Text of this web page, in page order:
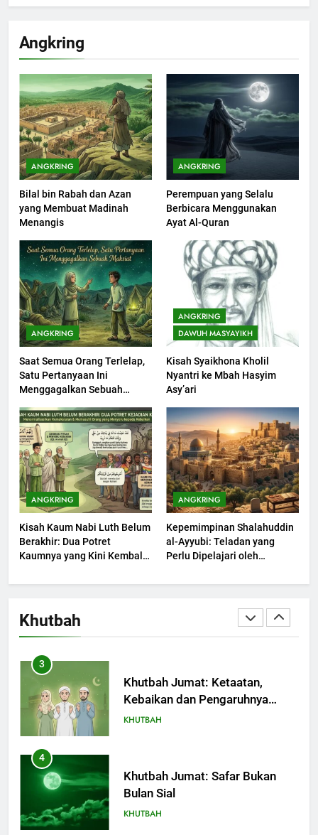
Angkring
ANGKRING
Bilal bin Rabah dan Azan
yang Membuat Madinah
Menangis
ANGKRING
Perempuan yang Selalu
Berbicara Menggunakan
Ayat Al-Quran
ANGKRING
Saat Semua Orang Terlelap,
Satu Pertanyaan Ini
Menggagalkan Sebuah
ANGKRING
DAWUH MASYAYIKH
Kisah Syaikhona Kholil
Nyantri ke Mbah Hasyim
Asy’ari
ANGKRING
Kisah Kaum Nabi Luth Belum
Berakhir: Dua Potret
Kaumnya yang Kini Kembali
ANGKRING
Kepemimpinan Shalahuddin
al-Ayyubi: Teladan yang
Perlu Dipelajari oleh
(2)
Khutbah
200
Khutbah Idul Fitri di Rumah
KHUTBAH
201
Khutbah jumat: Sejarah
Seebagai Pembangkit Jiwa
KHUTBAH
202
Khutbah Jumat : Supaya Amal
Bisa Diterima
KHUTBAH
203
Muharram Bulan Bersejarah
KHUTBAH
1
Khutbah Jumat: Mengapa Orang
Dengki Tak Akan Pernah
Berjaya?
KHUTBAH
Khutbah Jumat: Melihat
Limpahan Nikmat Allah
3
Khutbah Jumat: Ketaatan,
Kebaikan dan Pengaruhnya
dalam Jiwa Manusia
KHUTBAH
4
Khutbah Jumat: Safar Bukan
Bulan Sial
KHUTBAH